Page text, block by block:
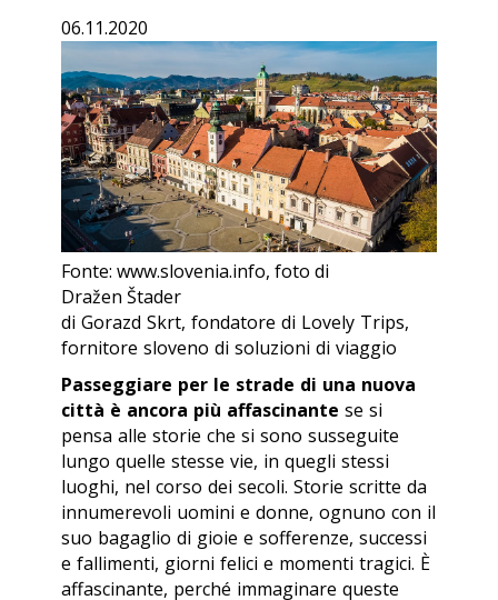
06.11.2020
Fonte: www.slovenia.info, foto di
Dražen Štader
di Gorazd Skrt, fondatore di Lovely Trips,
fornitore sloveno di soluzioni di viaggio
Passeggiare per le strade di una nuova
città è ancora più affascinante se si
pensa alle storie che si sono susseguite
lungo quelle stesse vie, in quegli stessi
luoghi, nel corso dei secoli. Storie scritte da
innumerevoli uomini e donne, ognuno con il
suo bagaglio di gioie e sofferenze, successi
e fallimenti, giorni felici e momenti tragici. È
affascinante, perché immaginare queste